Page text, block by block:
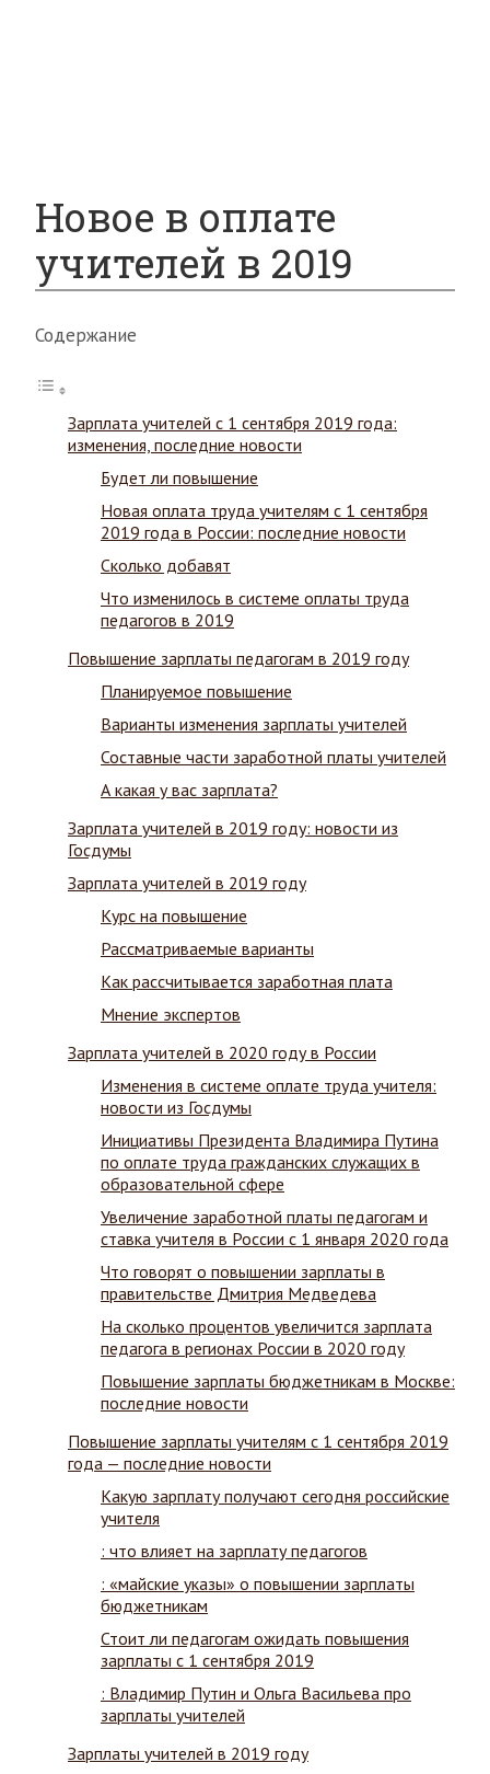
Новое в оплате
учителей в 2019
Содержание
Зарплата учителей с 1 сентября 2019 года:
изменения, последние новости
Будет ли повышение
Новая оплата труда учителям с 1 сентября
2019 года в России: последние новости
Сколько добавят
Что изменилось в системе оплаты труда
педагогов в 2019
Повышение зарплаты педагогам в 2019 году
Планируемое повышение
Варианты изменения зарплаты учителей
Составные части заработной платы учителей
А какая у вас зарплата?
Зарплата учителей в 2019 году: новости из
Госдумы
Зарплата учителей в 2019 году
Курс на повышение
Рассматриваемые варианты
Как рассчитывается заработная плата
Мнение экспертов
Зарплата учителей в 2020 году в России
Изменения в системе оплате труда учителя:
новости из Госдумы
Инициативы Президента Владимира Путина
по оплате труда гражданских служащих в
образовательной сфере
Увеличение заработной платы педагогам и
ставка учителя в России с 1 января 2020 года
Что говорят о повышении зарплаты в
правительстве Дмитрия Медведева
На сколько процентов увеличится зарплата
педагога в регионах России в 2020 году
Повышение зарплаты бюджетникам в Москве:
последние новости
Повышение зарплаты учителям с 1 сентября 2019
года — последние новости
Какую зарплату получают сегодня российские
учителя
: что влияет на зарплату педагогов
: «майские указы» о повышении зарплаты
бюджетникам
Стоит ли педагогам ожидать повышения
зарплаты с 1 сентября 2019
: Владимир Путин и Ольга Васильева про
зарплаты учителей
Зарплаты учителей в 2019 году